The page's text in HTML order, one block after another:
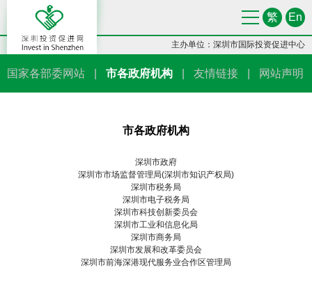
繁 En
主办单位：深圳市国际投资促进中心
国家各部委网站 市各政府机构 友情链接 网站声明
市各政府机构
深圳市政府
深圳市市场监督管理局(深圳市知识产权局)
深圳市税务局
深圳市电子税务局
深圳市科技创新委员会
深圳市工业和信息化局
深圳市商务局
深圳市发展和改革委员会
深圳市前海深港现代服务业合作区管理局